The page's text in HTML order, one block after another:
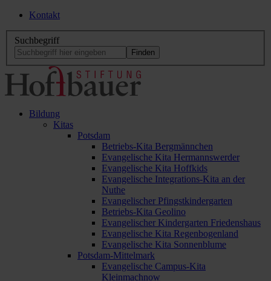
Kontakt
Suchbegriff
Bildung
Kitas
Potsdam
Betriebs-Kita Bergmännchen
Evangelische Kita Hermannswerder
Evangelische Kita Hoffkids
Evangelische Integrations-Kita an der
Nuthe
Evangelischer Pfingstkindergarten
Betriebs-Kita Geolino
Evangelischer Kindergarten Friedenshaus
Evangelische Kita Regenbogenland
Evangelische Kita Sonnenblume
Potsdam-Mittelmark
Evangelische Campus-Kita
Kleinmachnow